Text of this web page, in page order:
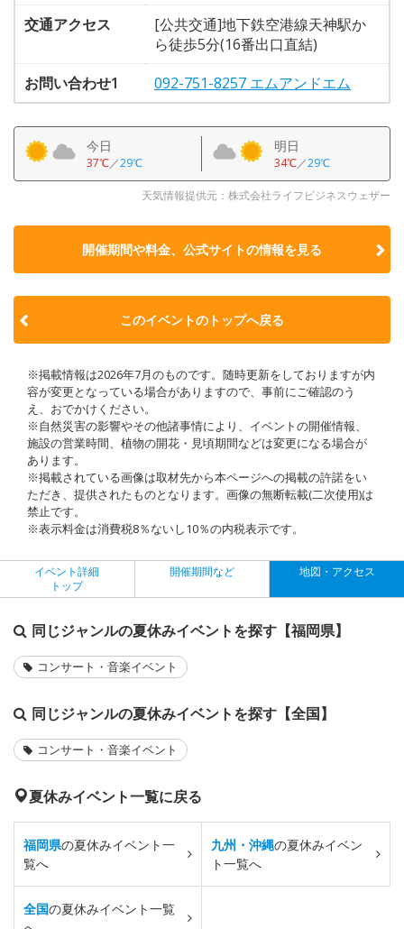
交通アクセス
[公共交通]地下鉄空港線天神駅か
ら徒歩5分(16番出口直結)
お問い合わせ1
092-751-8257 エムアンドエム
今日
37℃／29℃
明日
34℃／29℃
天気情報提供元：株式会社ライフビジネスウェザー
開催期間や料金、公式サイトの情報を見る
このイベントのトップへ戻る
※掲載情報は2026年7月のものです。随時更新をしておりますが内
容が変更となっている場合がありますので、事前にご確認のう
え、おでかけください。
※自然災害の影響やその他諸事情により、イベントの開催情報、
施設の営業時間、植物の開花・見頃期間などは変更になる場合が
あります。
※掲載されている画像は取材先から本ページへの掲載の許諾をい
ただき、提供されたものとなります。画像の無断転載(二次使用)は
禁止です。
※表示料金は消費税8％ないし10％の内税表示です。
イベント詳細
トップ
開催期間など 地図・アクセス
同じジャンルの夏休みイベントを探す【福岡県】
コンサート・音楽イベント
同じジャンルの夏休みイベントを探す【全国】
コンサート・音楽イベント
夏休みイベント一覧に戻る
福岡県の夏休みイベント一
覧へ
九州・沖縄の夏休みイベン
ト一覧へ
全国の夏休みイベント一覧